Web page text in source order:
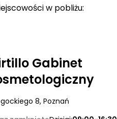
w pobliżu:
Gabinet
8, Poznań